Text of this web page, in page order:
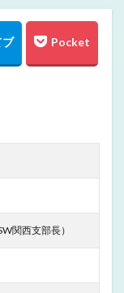
関西支部長）